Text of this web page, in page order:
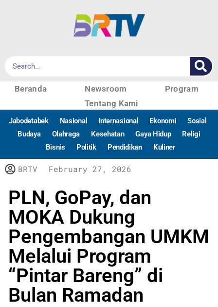
Beranda Newsroom
Program
Tentang Kami
Jabodetabek Nasional Internasional Ekonomi
Sosial
Budaya
Olahraga Kesehatan Gaya Hidup
Religi
Bisnis
Politik Pendidikan Kuliner
BRTV February 27, 2026
PLN, GoPay, dan
MOKA Dukung
Pengembangan UMKM
Melalui Program
“Pintar Bareng” di
Bulan Ramadan